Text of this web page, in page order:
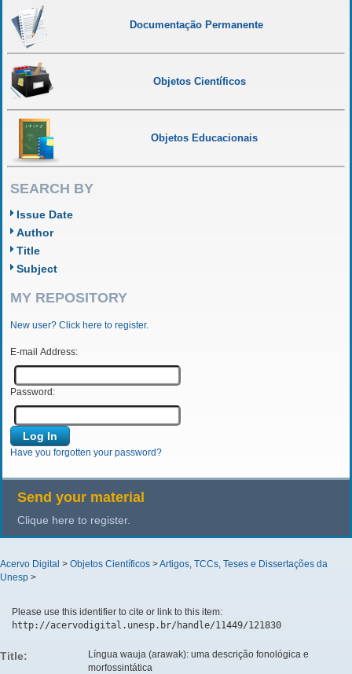
Documentação Permanente
Objetos Científicos
Objetos Educacionais
SEARCH BY
Issue Date
Author
Title
Subject
MY REPOSITORY
New user? Click here to register.
E-mail Address:
Password:
Have you forgotten your password?
Send your material
Clique here to register.
Acervo Digital > Objetos Científicos >Artigos, TCCs, Teses e Dissertações da
Unesp >
Please use this identifier to cite or link to this item:
http://acervodigital.unesp.br/handle/11449/121830
Title:
Língua wauja (arawak): uma descrição fonológica e
morfossintática